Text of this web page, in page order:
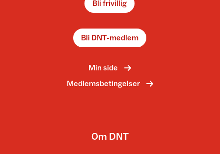
Bli frivillig
Bli DNT-medlem
Min side
Medlemsbetingelser
Om DNT